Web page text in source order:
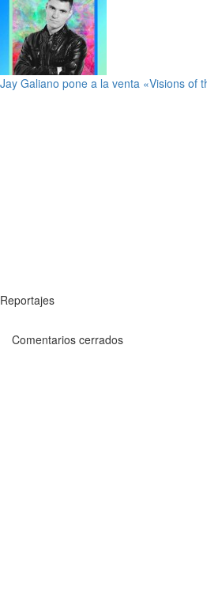
Jay Galiano pone a la venta «Visions of
Reportajes
Comentarios cerrados